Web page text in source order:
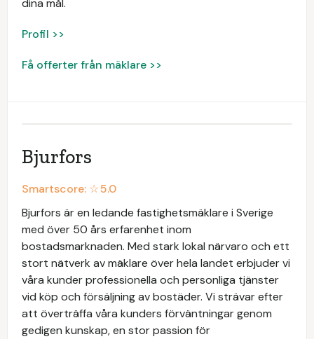
dina mål.
Profil >>
Få offerter från mäklare >>
Bjurfors
Smartscore: ☆5.0
Bjurfors är en ledande fastighetsmäklare i Sverige
med över 50 års erfarenhet inom
bostadsmarknaden. Med stark lokal närvaro och ett
stort nätverk av mäklare över hela landet erbjuder vi
våra kunder professionella och personliga tjänster
vid köp och försäljning av bostäder. Vi strävar efter
att överträffa våra kunders förväntningar genom
gedigen kunskap, en stor passion för